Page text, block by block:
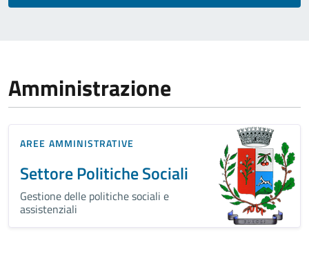
Amministrazione
AREE AMMINISTRATIVE
Settore Politiche Sociali
Gestione delle politiche sociali e
assistenziali